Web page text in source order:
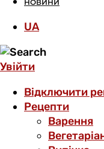
НОВИНИ
UA
Увійти
Відключити
Рецепти
Варення